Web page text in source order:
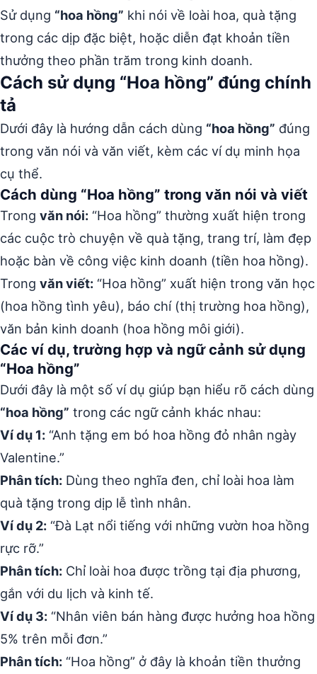
Sử dụng “hoa hồng” khi nói về loài hoa, quà tặng
trong các dịp đặc biệt, hoặc diễn đạt khoản tiền
thưởng theo phần trăm trong kinh doanh.
Cách sử dụng “Hoa hồng” đúng chính
tả
Dưới đây là hướng dẫn cách dùng “hoa hồng” đúng
trong văn nói và văn viết, kèm các ví dụ minh họa
cụ thể.
Cách dùng “Hoa hồng” trong văn nói và viết
Trong văn nói: “Hoa hồng” thường xuất hiện trong
các cuộc trò chuyện về quà tặng, trang trí, làm đẹp
hoặc bàn về công việc kinh doanh (tiền hoa hồng).
Trong văn viết: “Hoa hồng” xuất hiện trong văn học
(hoa hồng tình yêu), báo chí (thị trường hoa hồng),
văn bản kinh doanh (hoa hồng môi giới).
Các ví dụ, trường hợp và ngữ cảnh sử dụng
“Hoa hồng”
Dưới đây là một số ví dụ giúp bạn hiểu rõ cách dùng
“hoa hồng” trong các ngữ cảnh khác nhau:
Ví dụ 1: “Anh tặng em bó hoa hồng đỏ nhân ngày
Valentine.”
Phân tích: Dùng theo nghĩa đen, chỉ loài hoa làm
quà tặng trong dịp lễ tình nhân.
Ví dụ 2: “Đà Lạt nổi tiếng với những vườn hoa hồng
rực rỡ.”
Phân tích: Chỉ loài hoa được trồng tại địa phương,
gắn với du lịch và kinh tế.
Ví dụ 3: “Nhân viên bán hàng được hưởng hoa hồng
5% trên mỗi đơn.”
Phân tích: “Hoa hồng” ở đây là khoản tiền thưởng